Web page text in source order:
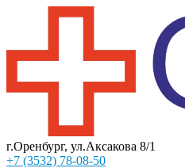
г.Оренбург, ул.Аксакова 8/1
+7 (3532) 78-08-50